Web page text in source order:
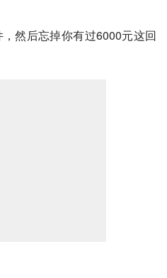
，然后忘掉你有过6000元这回